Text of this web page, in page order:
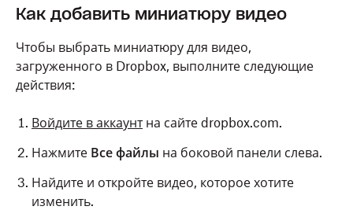
Нажмите на имя аудио- или видеофайла, чтобы
открыть его для предпросмотра.
Чтобы воспроизвести, нажмите на
предпросмотр
Перематывайте назад и вперёд, перетаскивая
ползунок по шкале времени.
Как добавить миниатюру видео
Чтобы выбрать миниатюру для видео,
загруженного в Dropbox, выполните следующие
действия:
Войдите в аккаунтна сайте dropbox.com.
Нажмите Все файлы на боковой панели слева.
Найдите и откройте видео, которое хотите
изменить.